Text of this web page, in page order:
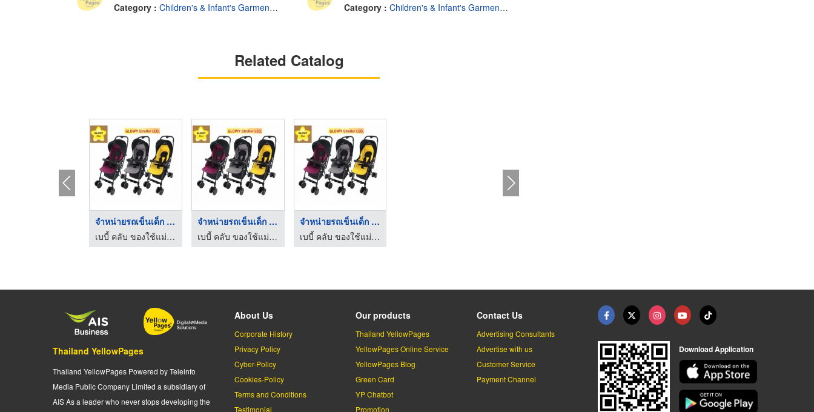
Category : Children's & Infant's Garments-Retail
Category : Children's & Infant's Garments-Retail
Related Catalog
จำหน่ายรถเข็นเด็ก นค ...
เบบี้ คลับ ของใช้แม่และเด็ก
จำหน่ายรถเข็นเด็ก นค ...
เบบี้ คลับ ของใช้แม่และเด็ก
จำหน่ายรถเข็นเด็ก นค ...
เบบี้ คลับ ของใช้แม่และเด็ก
Thailand YellowPages
Thailand YellowPages Powered by Teleinfo
Media Public Company Limited a subsidiary of
AIS As a leader who never stops developing the
About Us
Corporate History
Privacy Policy
Cyber-Policy
Cookies-Policy
Terms and Conditions
Testimonial
Our products
Thailand YellowPages
YellowPages Online Service
YellowPages Blog
Green Card
YP Chatbot
Promotion
Contact Us
Advertising Consultants
Advertise with us
Customer Service
Payment Channel
Download Application